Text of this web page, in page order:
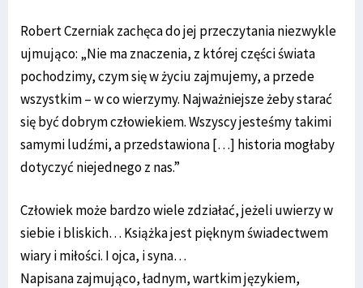
Robert Czerniak zachęca do jej przeczytania niezwykle
ujmująco: „Nie ma znaczenia, z której części świata
pochodzimy, czym się w życiu zajmujemy, a przede
wszystkim – w co wierzymy. Najważniejsze żeby starać
się być dobrym człowiekiem. Wszyscy jesteśmy takimi
samymi ludźmi, a przedstawiona […] historia mogłaby
dotyczyć niejednego z nas.”
Człowiek może bardzo wiele zdziałać, jeżeli uwierzy w
siebie i bliskich… Książka jest pięknym świadectwem
wiary i miłości. I ojca, i syna…
Napisana zajmująco, ładnym, wartkim językiem,